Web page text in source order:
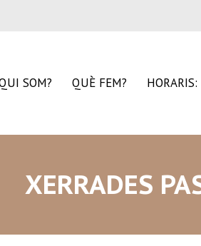
SOM? QUÈ FEM?
XERRADES